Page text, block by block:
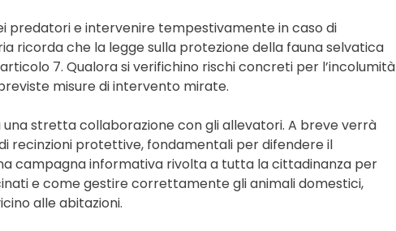
predatori e intervenire tempestivamente in caso di
ricorda che la legge sulla protezione della fauna selvatica
7. Qualora si verifichino rischi concreti per l’incolumità
misure di intervento mirate.
stretta collaborazione con gli allevatori. A breve verrà
recinzioni protettive, fondamentali per difendere il
campagna informativa rivolta a tutta la cittadinanza per
e come gestire correttamente gli animali domestici,
alle abitazioni.